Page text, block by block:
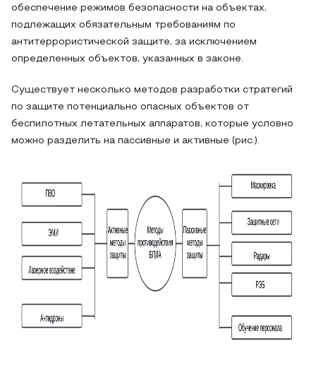
обеспечение режимов безопасности на объектах,
подлежащих обязательным требованиям по
антитеррористической защите, за исключением
определенных объектов, указанных в законе.
Существует несколько методов разработки стратегий
по защите потенциально опасных объектов от
беспилотных летательных аппаратов, которые условно
можно разделить на пассивные и активные (рис.).